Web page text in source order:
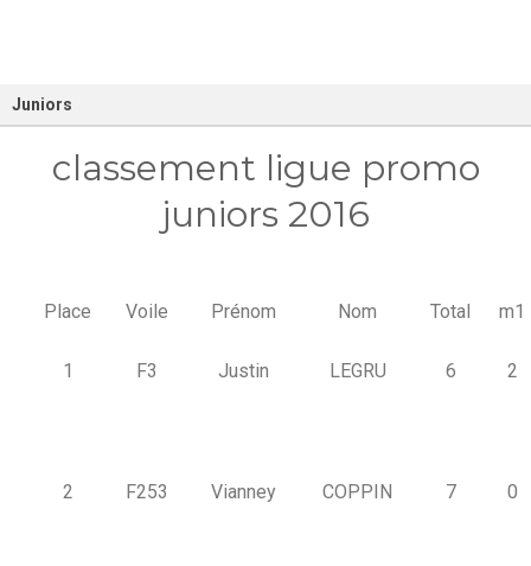
Juniors
classement ligue promo
juniors 2016
Place Voile Prénom Nom Total m1
1 F3 Justin LEGRU 6 2
2 F253 Vianney COPPIN 7 0